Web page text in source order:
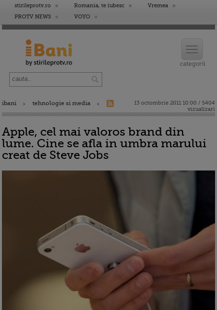
stirileprotv.ro Romania, te iubesc
Vremea
PROTV NEWS
VOYO
ibani tehnologie si media
13 octombrie 2011 10:00 / 5404
vizualizari
Apple, cel mai valoros brand din
lume. Cine se afla in umbra marului
creat de Steve Jobs